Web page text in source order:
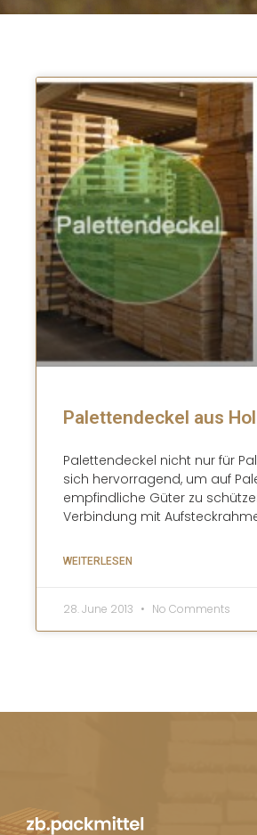
Palettendeckel aus
Palettendeckel nicht nur für
sich hervorragend, um auf
empfindliche Güter zu
Verbindung mit
WEITERLESEN
28. June 2013 No Comments